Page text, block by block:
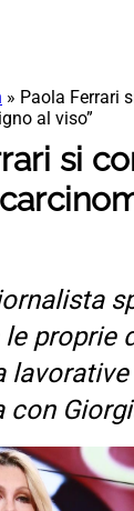
» Paola Ferrari
al viso”
si
le proprie
con